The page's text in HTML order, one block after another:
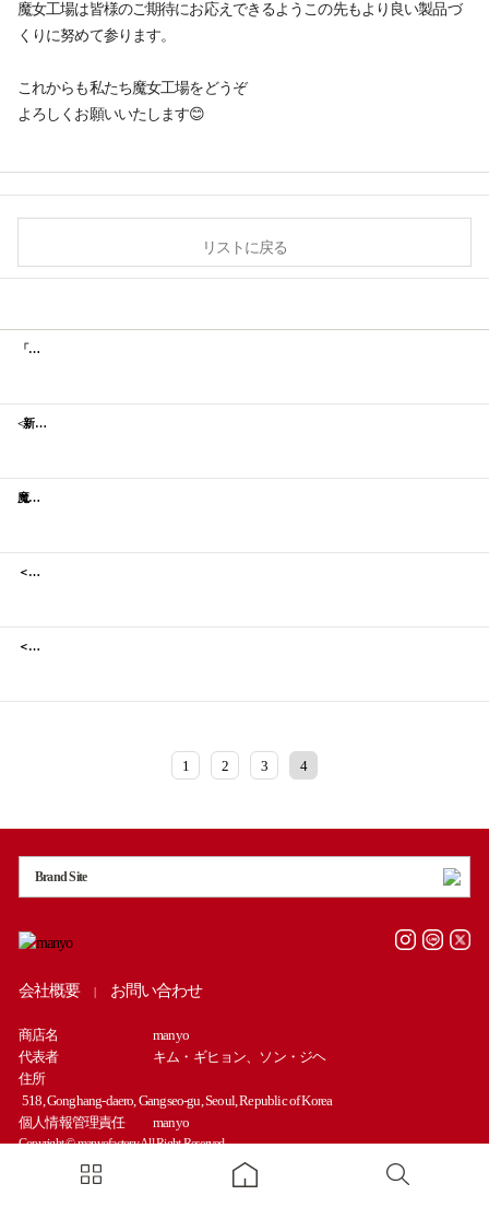
魔女工場は皆様のご期待にお応えできるよう この先もより良い製品づ
くりに努めて参ります。
これからも私たち魔女工場をどうぞ
よろしくお願いいたします😊
リストに戻る
「ガラクナイアシン2.0エッセンス」大容量＆クリスマス特別バージョン、日本限定発売
<新発売>魔女工場NO MERCYシリーズ
魔女工場がついに日本初上陸！
＜新発売＞大人気美容液パック
＜日本限定商品＞ガラク2.0エッセンス 大容量80ｍL数量限定発売
1 2 3 4
Brand Site
会社概要 | お問い合わせ
商店名
manyo
代表者
キム・ギヒョン、ソン・ジヘ
住所
518, Gonghang-daero, Gangseo-gu, Seoul, Republic of Korea
個人情報管理責任
manyo
Copyright © manyofactory All Right Reserved.